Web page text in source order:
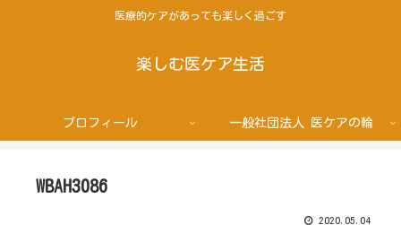
医療的ケアがあっても楽しく過ごす
楽しむ医ケア生活
プロフィール 一般社団法人 医ケアの輪
WBAH3086
2020.05.04